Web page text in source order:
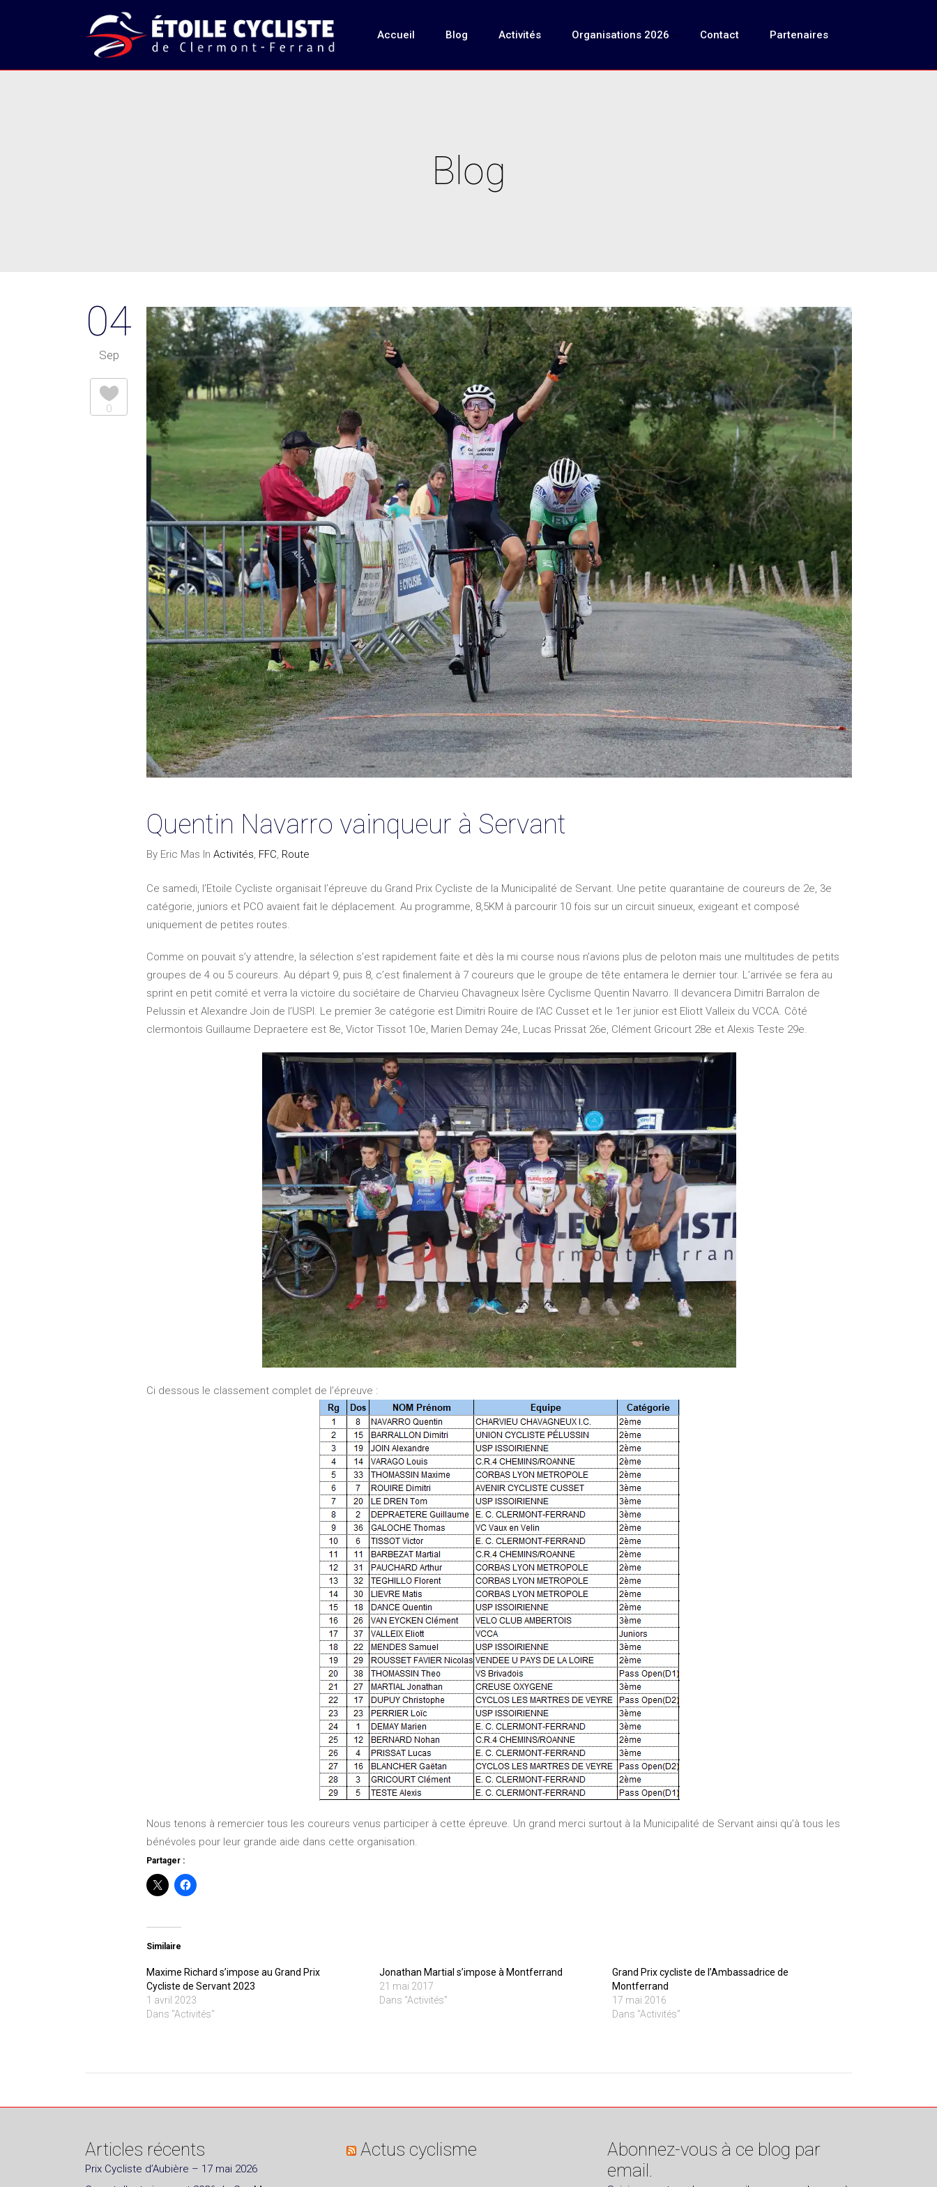
Accueil Blog Activités Organisations 2026 Contact Partenaires
Blog
04
Sep
0
Quentin Navarro vainqueur à Servant
By Eric Mas In Activités, FFC, Route
Ce samedi, l’Etoile Cycliste organisait l’épreuve du Grand Prix Cycliste de la Municipalité de Servant. Une petite quarantaine de coureurs de 2e, 3e
catégorie, juniors et PCO avaient fait le déplacement. Au programme, 8,5KM à parcourir 10 fois sur un circuit sinueux, exigeant et composé
uniquement de petites routes.
Comme on pouvait s’y attendre, la sélection s’est rapidement faite et dès la mi course nous n’avions plus de peloton mais une multitudes de petits
groupes de 4 ou 5 coureurs. Au départ 9, puis 8, c’est finalement à 7 coureurs que le groupe de tête entamera le dernier tour. L’arrivée se fera au
sprint en petit comité et verra la victoire du sociétaire de Charvieu Chavagneux Isère Cyclisme Quentin Navarro. Il devancera Dimitri Barralon de
Pelussin et Alexandre Join de l’USPI. Le premier 3e catégorie est Dimitri Rouire de l’AC Cusset et le 1er junior est Eliott Valleix du VCCA. Côté
clermontois Guillaume Depraetere est 8e, Victor Tissot 10e, Marien Demay 24e, Lucas Prissat 26e, Clément Gricourt 28e et Alexis Teste 29e.
Ci dessous le classement complet de l’épreuve :
Nous tenons à remercier tous les coureurs venus participer à cette épreuve. Un grand merci surtout à la Municipalité de Servant ainsi qu’à tous les
bénévoles pour leur grande aide dans cette organisation.
Partager :
Similaire
Maxime Richard s’impose au Grand Prix
Cycliste de Servant 2023
1 avril 2023
Dans "Activités"
Jonathan Martial s’impose à Montferrand
21 mai 2017
Dans "Activités"
Grand Prix cycliste de l’Ambassadrice de
Montferrand
17 mai 2016
Dans "Activités"
Articles récents
Prix Cycliste d’Aubière – 17 mai 2026
Actus cyclisme
Abonnez-vous à ce blog par
email.